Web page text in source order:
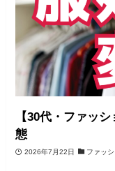
【30代・ファッ
態
2026年7月22日 ファッ